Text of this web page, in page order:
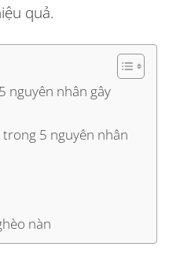
quả.
nguyên nhân gây
5 nguyên nhân
nàn